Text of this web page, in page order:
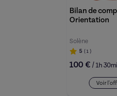
étudiante et accompagnez-le
choix de sa trajectoire
Bilan de
Orientation
Solène
5 ( 1 )
100 € /1h
Voir